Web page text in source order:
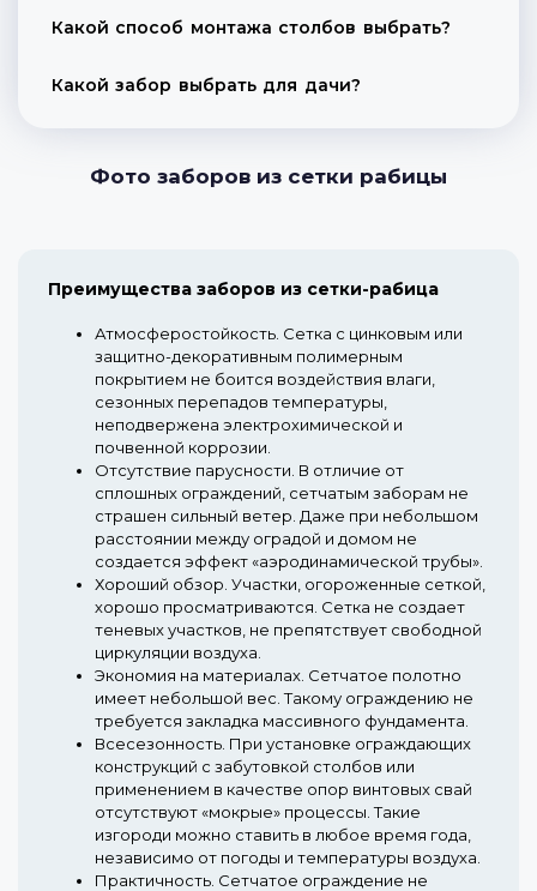
Какой способ монтажа столбов выбрать?
Какой забор выбрать для дачи?
Фото заборов из сетки рабицы
Преимущества заборов из сетки-рабица
Атмосферостойкость. Сетка с цинковым или
защитно-декоративным полимерным
покрытием не боится воздействия влаги,
сезонных перепадов температуры,
неподвержена электрохимической и
почвенной коррозии.
Отсутствие парусности. В отличие от
сплошных ограждений, сетчатым заборам не
страшен сильный ветер. Даже при небольшом
расстоянии между оградой и домом не
создается эффект «аэродинамической трубы».
Хороший обзор. Участки, огороженные сеткой,
хорошо просматриваются. Сетка не создает
теневых участков, не препятствует свободной
циркуляции воздуха.
Экономия на материалах. Сетчатое полотно
имеет небольшой вес. Такому ограждению не
требуется закладка массивного фундамента.
Всесезонность. При установке ограждающих
конструкций с забутовкой столбов или
применением в качестве опор винтовых свай
отсутствуют «мокрые» процессы. Такие
изгороди можно ставить в любое время года,
независимо от погоды и температуры воздуха.
Практичность. Сетчатое ограждение не